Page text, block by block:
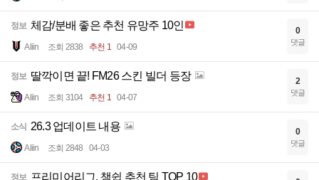
정보 체감/분배 좋은 추천 유망주 10인
Aliin 조회 2838 추천 1 04-09
0
댓글
정보 딸깍이면 끝! FM26 스킨 빌더 등장
Aliin 조회 3104 추천 1 04-07
2
댓글
소식 26.3 업데이트 내용
Aliin 조회 2848 04-03
0
댓글
정보 프리미어리그, 챔쉽 추천 팀 TOP 10